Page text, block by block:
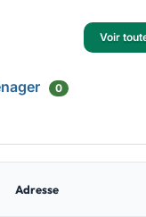
Voir
0
Adresse